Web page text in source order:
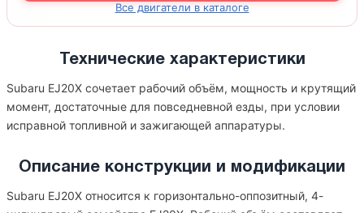
Все двигатели в каталоге
Технические характеристики
Subaru EJ20X сочетает рабочий объём, мощность и крутящий
момент, достаточные для повседневной езды, при условии
исправной топливной и зажигающей аппаратуры.
Описание конструкции и модификации
Subaru EJ20X относится к горизонтально-оппозитный, 4-